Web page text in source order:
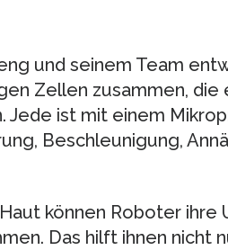
und seinem Team
Zellen zusammen,
Jede ist mit einem
Beschleunigung,
können Roboter
Das hilft ihnen nicht